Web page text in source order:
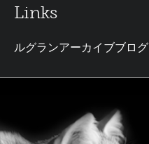
Links
ルグランアーカイブブログ